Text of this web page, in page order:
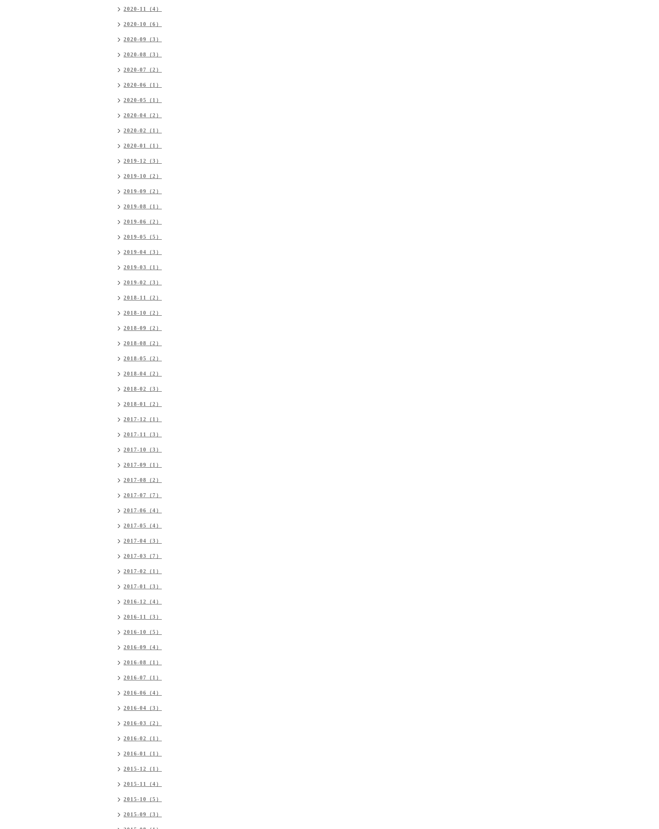
2020-11（4）
2020-10（6）
2020-09（3）
2020-08（3）
2020-07（2）
2020-06（1）
2020-05（1）
2020-04（2）
2020-02（1）
2020-01（1）
2019-12（3）
2019-10（2）
2019-09（2）
2019-08（1）
2019-06（2）
2019-05（5）
2019-04（3）
2019-03（1）
2019-02（3）
2018-11（2）
2018-10（2）
2018-09（2）
2018-08（2）
2018-05（2）
2018-04（2）
2018-02（3）
2018-01（2）
2017-12（1）
2017-11（3）
2017-10（3）
2017-09（1）
2017-08（2）
2017-07（7）
2017-06（4）
2017-05（4）
2017-04（3）
2017-03（7）
2017-02（1）
2017-01（3）
2016-12（4）
2016-11（3）
2016-10（5）
2016-09（4）
2016-08（1）
2016-07（1）
2016-06（4）
2016-04（3）
2016-03（2）
2016-02（1）
2016-01（1）
2015-12（1）
2015-11（4）
2015-10（5）
2015-09（3）